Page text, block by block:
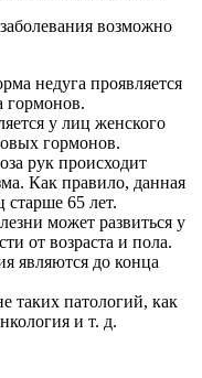
возможно
недуга проявляется
гормонов.
у лиц женского
гормонов.
рук происходит
Как правило, данная
старше 65 лет.
может развиться у
от возраста и пола.
являются до конца
таких патологий, как
и т. д.